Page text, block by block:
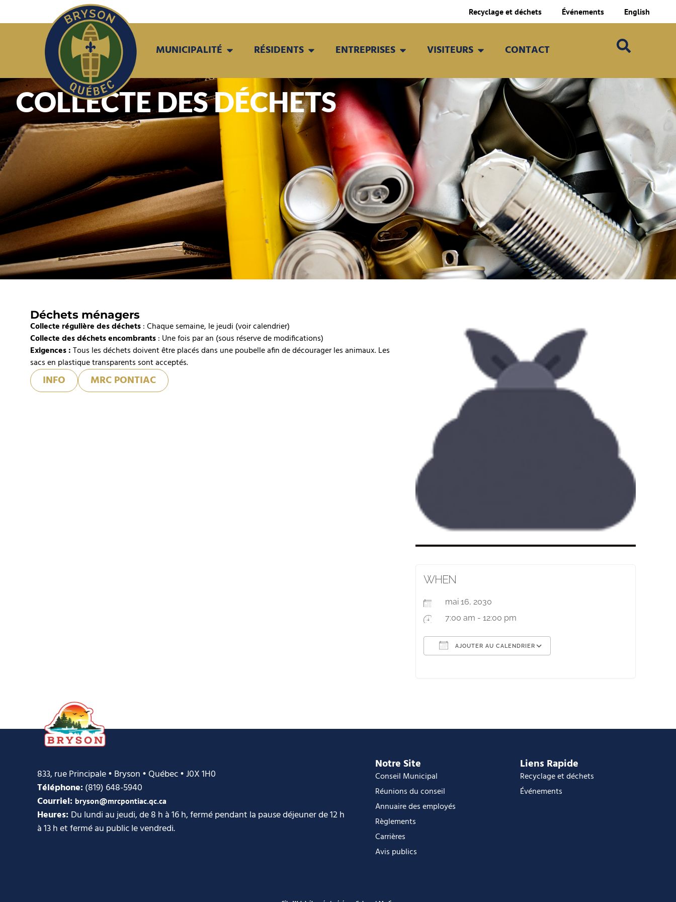
Recyclage et déchets Événements English
MUNICIPALITÉ RÉSIDENTS ENTREPRISES VISITEURS CONTACT
COLLECTE DES DÉCHETS
Déchets ménagers
Collecte régulière des déchets: Chaque semaine, le jeudi (voir calendrier)
Collecte des déchets encombrants: Une fois par an (sous réserve de modifications)
Exigences :Tous les déchets doivent être placés dans une poubelle afin de décourager les animaux. Les
sacs en plastique transparents sont acceptés.
INFO MRC PONTIAC
WHEN
mai 16, 2030
7:00 am - 12:00 pm
AJOUTER AU CALENDRIER
833, rue Principale • Bryson • Québec • J0X 1H0
Téléphone:(819) 648-5940
Courriel: bryson@mrcpontiac.qc.ca
Heures: Du lundi au jeudi, de 8 h à 16 h, fermé pendant la pause déjeuner de 12 h
à 13 h et fermé au public le vendredi.
Notre Site
Conseil Municipal
Réunions du conseil
Annuaire des employés
Règlements
Carrières
Avis publics
Liens Rapide
Recyclage et déchets
Événements